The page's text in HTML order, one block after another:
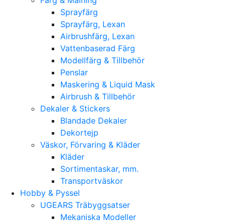
Sprayfärg
Sprayfärg, Lexan
Airbrushfärg, Lexan
Vattenbaserad Färg
Modellfärg & Tillbehör
Penslar
Maskering & Liquid Mask
Airbrush & Tillbehör
Dekaler & Stickers
Blandade Dekaler
Dekortejp
Väskor, Förvaring & Kläder
Kläder
Sortimentaskar, mm.
Transportväskor
Hobby & Pyssel
UGEARS Träbyggsatser
Mekaniska Modeller